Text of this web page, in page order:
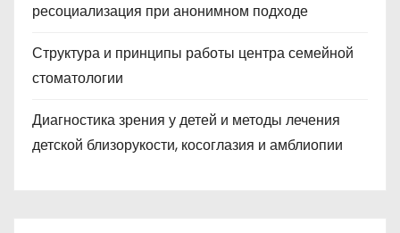
ресоциализация при анонимном подходе
Структура и принципы работы центра семейной
стоматологии
Диагностика зрения у детей и методы лечения
детской близорукости, косоглазия и амблиопии